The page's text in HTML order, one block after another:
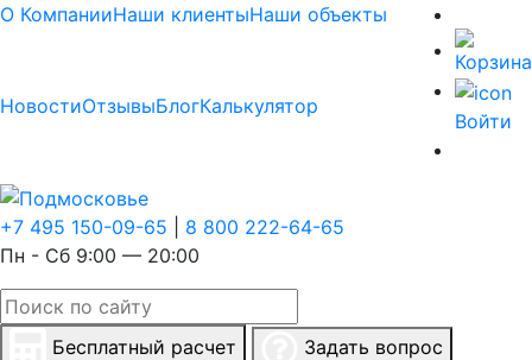
О КомпанииНаши клиентыНаши объекты
НовостиОтзывыБлогКалькулятор
Войти
+7 495 150-09-65
8 800 222-64-65
Пн - Сб 9:00 — 20:00
Бесплатный расчет
Задать вопрос